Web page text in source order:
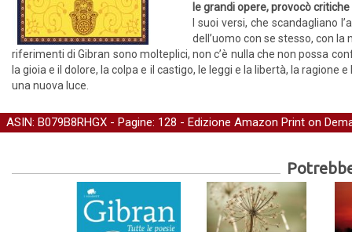
le grandi opere, provocò
I suoi versi, che scandagliano
dell’uomo con se stesso, con la
riferimenti di Gibran sono molteplici, non c’è nulla che non possa
la gioia e il dolore, la colpa e il castigo, le leggi e la libertà, la
una nuova luce.
ASIN: B079B8RHGX - Pagine: 128 - Edizione Amazon Print on